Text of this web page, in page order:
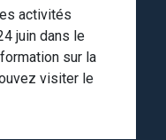
activités
juin dans le
sur la
visiter le